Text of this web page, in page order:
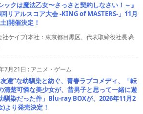
ックは魔法乙女〜さっさと契約しなさい！～』
回リアルスコア大会 -KING of MASTERS-」11月
)開催決定！
社ケイブ(本社：東京都目黒区、代表取締役社長:高
7月21日 : アニメ・ゲーム
達”な幼馴染と紡ぐ、青春ラブコメディ、「転
清楚可憐な美少女が、昔男子と思って一緒に遊
馴染だった件」Blu-ray BOXが、2026年11月2
)より発売決定！